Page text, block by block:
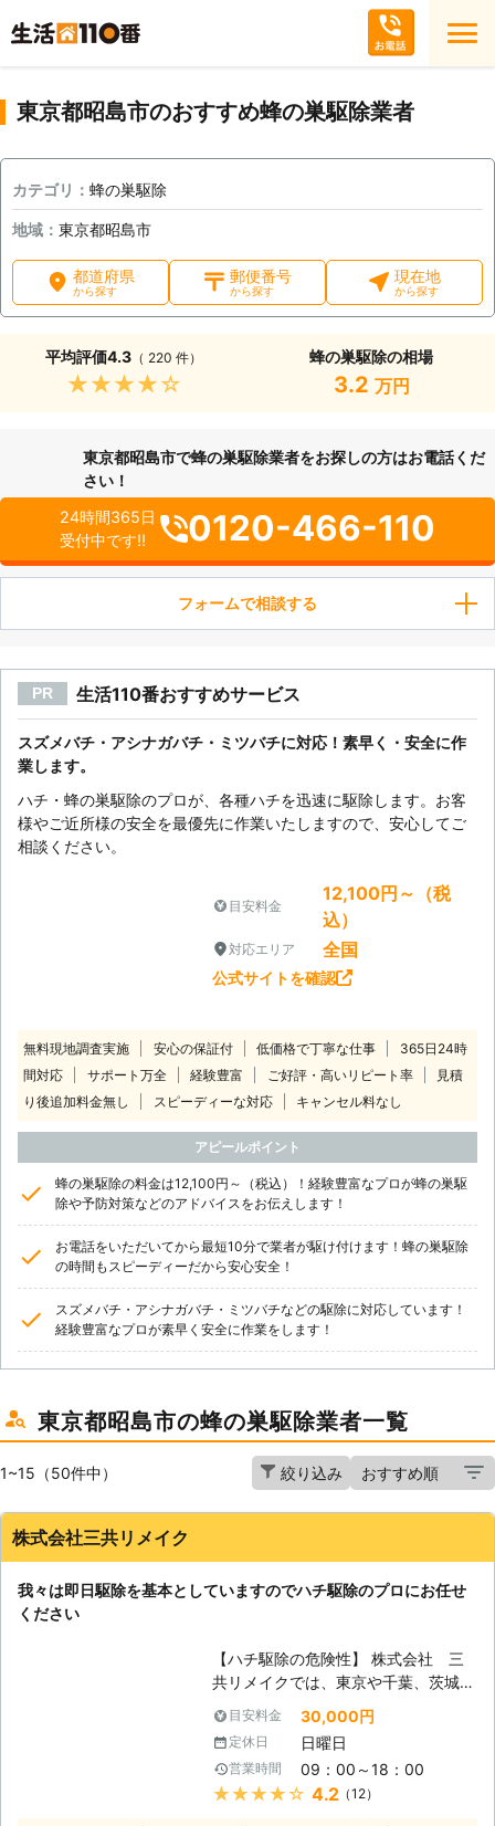
東京都昭島市のおすすめ蜂の巣駆除業者
カテゴリ： 蜂の巣駆除
地域： 東京都昭島市
都道府県
から探す
郵便番号
から探す
現在地
から探す
平均評価4.3 （ 220 件）
★★★★★
蜂の巣駆除の相場
3.2 万円
東京都昭島市で蜂の巣駆除業者をお探しの方はお電話くだ
さい！
24時間365日
受付中です!!
0120-466-110
フォームで相談する
PR 生活110番おすすめサービス
スズメバチ・アシナガバチ・ミツバチに対応！素早く・安全に作
業します。
ハチ・蜂の巣駆除のプロが、各種ハチを迅速に駆除します。お客
様やご近所様の安全を最優先に作業いたしますので、安心してご
相談ください。
目安料金
12,100円～（税
込）
対応エリア 全国
公式サイトを確認
無料現地調査実施 安心の保証付 低価格で丁寧な仕事
365日24時
間対応
サポート万全 経験豊富 ご好評・高いリピート率
見積
り後追加料金無し
スピーディーな対応 キャンセル料なし
アピールポイント
蜂の巣駆除の料金は12,100円～（税込）！経験豊富なプロが蜂の巣駆
除や予防対策などのアドバイスをお伝えします！
お電話をいただいてから最短10分で業者が駆け付けます！蜂の巣駆除
の時間もスピーディーだから安心安全！
スズメバチ・アシナガバチ・ミツバチなどの駆除に対応しています！
経験豊富なプロが素早く安全に作業をします！
東京都昭島市の蜂の巣駆除業者一覧
1~15（50件中） 絞り込み
株式会社三共リメイク
我々は即日駆除を基本としていますのでハチ駆除のプロにお任せ
ください
【ハチ駆除の危険性】 株式会社 三
共リメイクでは、東京や千葉、茨城に
拠点を置き、ハチ駆除のプロフェッシ
ョナルとして活動しています。ハチと
言っても種類は様々ですので、危険性
の非常に高いスズメバチ類から駆除依
頼が毎年一番多いアシナガバチ類、花
目安料金 30,000円
定休日 日曜日
営業時間 09：00～18：00
★★★★★ 4.2 （12）